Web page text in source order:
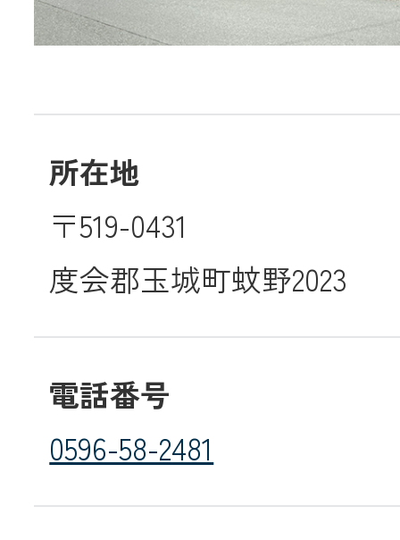
所在地
〒519-0431
度会郡玉城町蚊野2023
電話番号
0596-58-2481